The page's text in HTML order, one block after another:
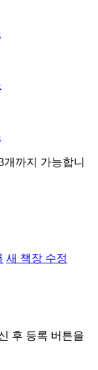
까지 가능합니
새 책장 수정
후 등록 버튼을